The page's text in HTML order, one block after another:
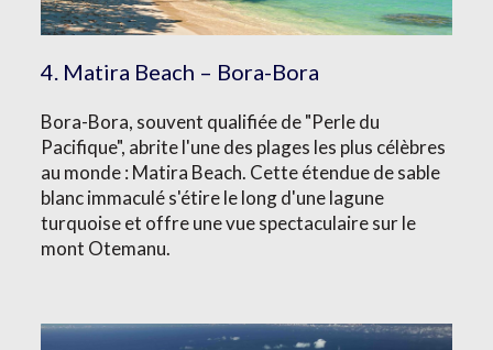
4. Matira Beach – Bora-Bora
Bora-Bora, souvent qualifiée de "Perle du
Pacifique", abrite l'une des plages les plus célèbres
au monde : Matira Beach. Cette étendue de sable
blanc immaculé s'étire le long d'une lagune
turquoise et offre une vue spectaculaire sur le
mont Otemanu.